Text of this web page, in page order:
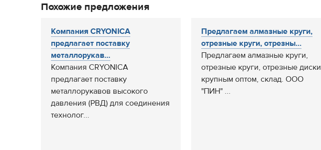
Похожие предложения
Компания CRYONICA
предлагает поставку
металлорукав...
Компания CRYONICA
предлагает поставку
металлорукавов высокого
давления (РВД) для соединения
технолог...
Предлагаем алмазные круги,
отрезные круги, отрезны...
Предлагаем алмазные круги,
отрезные круги, отрезные диски
крупным оптом, склад. ООО
"ПИН" ...